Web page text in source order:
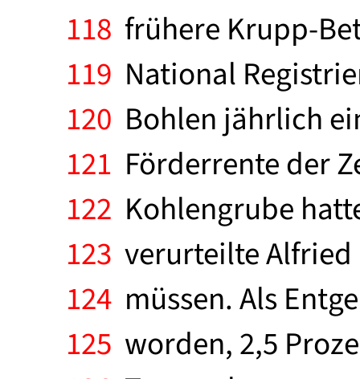
118 frühere Krupp-
119 National
120 Bohlen jährlich
121 Förderrente der
122 Kohlengrube
123 verurteilte
124 müssen. Als
125 worden, 2,5